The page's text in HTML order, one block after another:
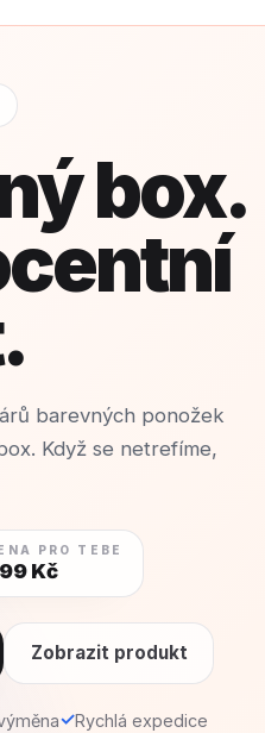
box.
barevných ponožek
Když se netrefíme,
PRO TEBE
Kč
Zobrazit produkt
✓Rychlá expedice